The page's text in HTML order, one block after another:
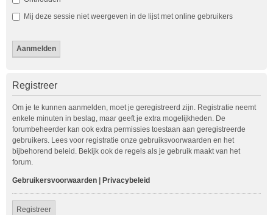
Mij deze sessie niet weergeven in de lijst met online gebruikers
Registreer
Om je te kunnen aanmelden, moet je geregistreerd zijn. Registratie neemt
enkele minuten in beslag, maar geeft je extra mogelijkheden. De
forumbeheerder kan ook extra permissies toestaan aan geregistreerde
gebruikers. Lees voor registratie onze gebruiksvoorwaarden en het
bijbehorend beleid. Bekijk ook de regels als je gebruik maakt van het
forum.
Gebruikersvoorwaarden Privacybeleid
Registreer